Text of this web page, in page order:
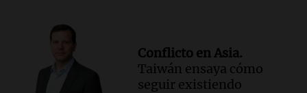
Conflicto en Asia.
Taiwán ensaya cómo
seguir existiendo